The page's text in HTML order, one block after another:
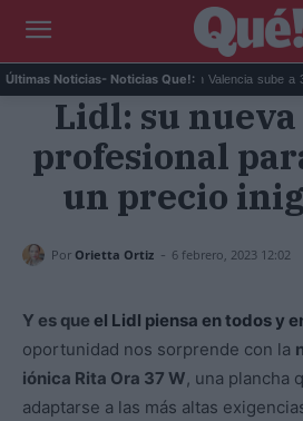
Últimas Noticias- Noticias Que!:
El precio de la vivienda en Valencia sube a 3.485
Lidl: su
profesional
un precio
Por Orietta Ortiz - 6 febrero, 2023 12:02
Y es que el Lidl piensa en todos y
oportunidad nos sorprende con la
iónica Rita Ora 37 W, una plancha
adaptarse a las más altas